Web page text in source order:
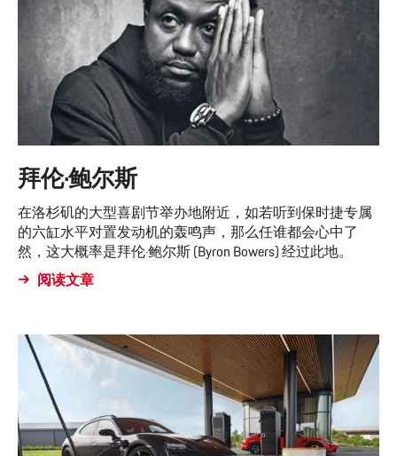
拜伦·鲍尔斯
在洛杉矶的大型喜剧节举办地附近，如若听到保时捷专属
的六缸水平对置发动机的轰鸣声，那么任谁都会心中了
然，这大概率是拜伦·鲍尔斯 (Byron Bowers) 经过此地。
阅读文章